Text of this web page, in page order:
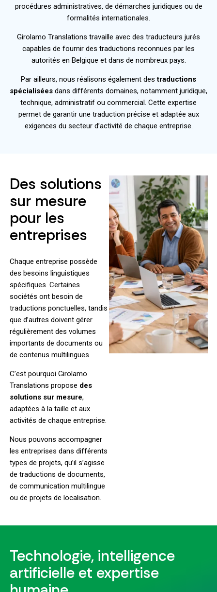
procédures administratives, de démarches juridiques ou de
formalités internationales.
Girolamo Translations travaille avec des traducteurs jurés
capables de fournir des traductions reconnues par les
autorités en Belgique et dans de nombreux pays.
Par ailleurs, nous réalisons également destraductions
spécialisées dans différents domaines, notamment juridique,
technique, administratif ou commercial. Cette expertise
permet de garantir une traduction précise et adaptée aux
exigences du secteur d’activité de chaque entreprise.
Des solutions
sur mesure
pour les
entreprises
Chaque entreprise possède
des besoins linguistiques
spécifiques. Certaines
sociétés ont besoin de
traductions ponctuelles, tandis
que d’autres doivent gérer
régulièrement des volumes
importants de documents ou
de contenus multilingues.
C’est pourquoi Girolamo
Translations propose des
solutions sur mesure,
adaptées à la taille et aux
activités de chaque entreprise.
Nous pouvons accompagner
les entreprises dans différents
types de projets, qu’il s’agisse
de traductions de documents,
de communication multilingue
ou de projets de localisation.
Technologie, intelligence
artificielle et expertise